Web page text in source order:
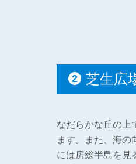
芝生広
なだらかな丘の上
ます。また、海の
には房総半島を見